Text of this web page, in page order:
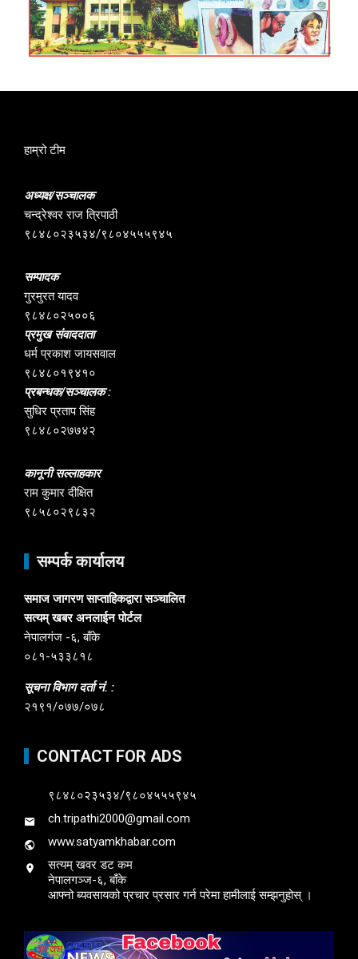
हाम्रो टीम
अध्यक्ष/सञ्चालक
चन्द्रेश्वर राज त्रिपाठी
९८४८०२३५३४/९८०४५५५९४५
सम्पादक
गुरमुरत यादव
९८४८०२५००६
प्रमुख संवाददाता
धर्म प्रकाश जायसवाल
९८४८०१९४१०
प्रबन्धक/सञ्चालक :
सुधिर प्रताप सिंह
९८४८०२७७४२
कानूनी सल्लाहकार
राम कुमार दीक्षित
९८५८०२९८३२
सम्पर्क कार्यालय
समाज जागरण साप्ताहिकद्वारा सञ्चालित
सत्यम् खबर अनलाईन पोर्टल
नेपालगंज -६, बाँके
०८१-५३३८१८
सूचना विभाग दर्ता नं. :
२१९१/०७७/०७८
CONTACT FOR ADS
९८४८०२३५३४/९८०४५५५९४५
ch.tripathi2000@gmail.com
www.satyamkhabar.com
सत्यम् खवर डट कम
नेपालगञ्ज-६, बाँके
आफ्नो ब्यवसायको प्रचार प्रसार गर्न परेमा हामीलाई सम्झनुहोस् ।